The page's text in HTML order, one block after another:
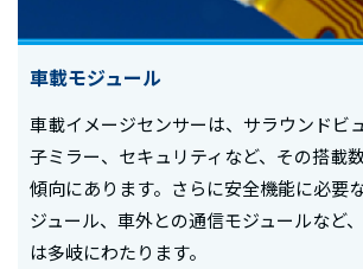
車載モジュール
車載イメージセンサーは、サラウンドビ
子ミラー、セキュリティなど、その搭載
傾向にあります。さらに安全機能に必要
ジュール、車外との通信モジュールなど
は多岐にわたります。